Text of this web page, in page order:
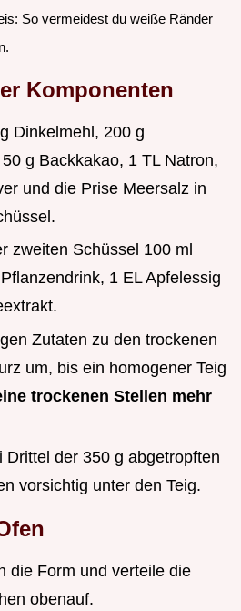
So vermeidest du weiße Ränder
Komponenten
Dinkelmehl, 200 g
g Backkakao, 1 TL Natron,
und die Prise Meersalz in
zweiten Schüssel 100 ml
1 EL Apfelessig
Zutaten zu den trockenen
um, bis ein homogener Teig
trockenen Stellen mehr
Drittel der 350 g abgetropften
vorsichtig unter den Teig.
die Form und verteile die
obenauf.